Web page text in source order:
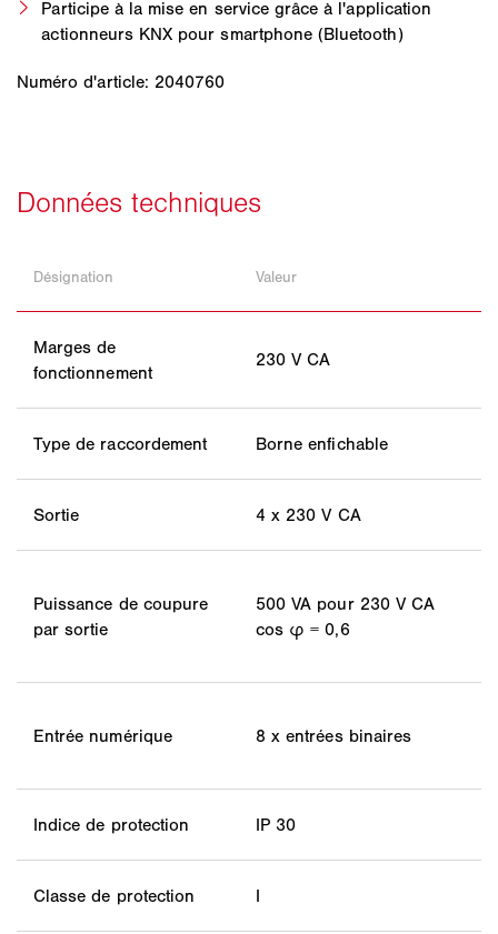
Participe à la mise en service grâce à l'application
actionneurs KNX pour smartphone (Bluetooth)
Numéro d'article: 2040760
Désignation Valeur
Marges de
fonctionnement
230 V CA
Type de raccordement Borne enfichable
Sortie 4 x 230 V CA
Puissance de coupure
par sortie
500 VA pour 230 V CA
cos φ = 0,6
Entrée numérique 8 x entrées binaires
Indice de protection IP 30
Classe de protection I